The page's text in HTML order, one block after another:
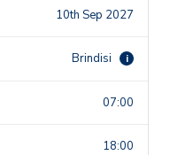
10th Sep 2027
Brindisi i
07:00
18:00